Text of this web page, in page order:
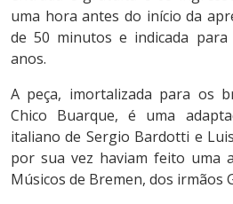
uma hora antes do início da
de 50 minutos e indicada
anos.
A peça, imortalizada para os
Chico Buarque, é uma
italiano de Sergio Bardotti e
por sua vez haviam feito uma
Músicos de Bremen, dos irmãos